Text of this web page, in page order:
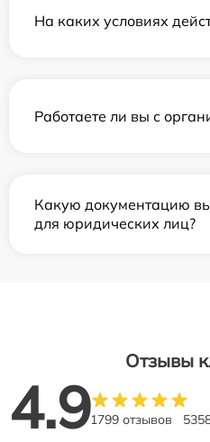
На каких условиях
Работаете ли вы с
Какую документацию
для юридических лиц?
Отзывы
4.91799 отзывов